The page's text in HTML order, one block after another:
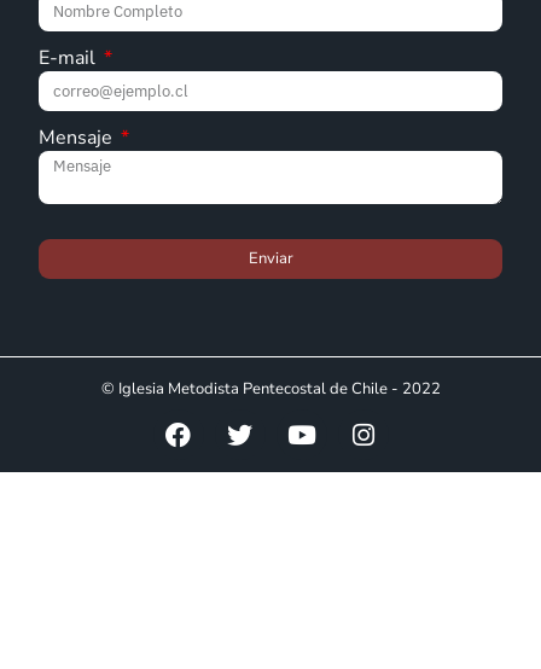
E-mail
Mensaje
Enviar
© Iglesia Metodista Pentecostal de Chile - 2022